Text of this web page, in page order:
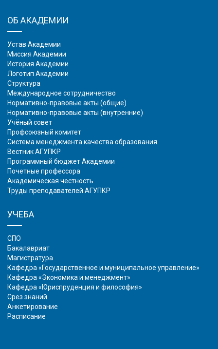
ОБ АКАДЕМИИ
Устав Академии
Миссия Академии
История Академии
Логотип Академии
Структура
Международное сотрудничество
Нормативно-правовые акты (общие)
Нормативно-правовые акты (внутренние)
Учёный совет
Профсоюзный комитет
Система менеджмента качества образования
Вестник АГУПКР
Программный бюджет Академии
Почетные профессора
Академическая честность
Труды преподавателей АГУПКР
УЧЕБА
СПО
Бакалавриат
Магистратура
Кафедра «Государственное и муниципальное управление»
Кафедра «Экономика и менеджмент»
Кафедра «Юриспруденция и философия»
Срез знаний
Анкетирование
Расписание